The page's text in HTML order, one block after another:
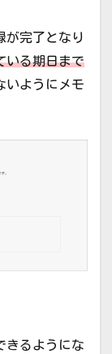
が完了となり
いる期日まで
いようにメモ
きるようにな